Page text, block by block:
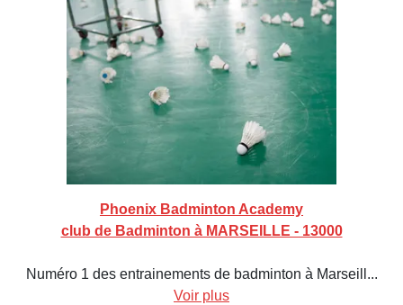
Phoenix Badminton Academy
club de Badminton à MARSEILLE - 13000
Numéro 1 des entrainements de badminton à Marseill...
Voir plus